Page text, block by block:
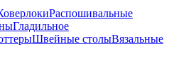
Распошивальные
Гладильное
Швейные столыВязальные